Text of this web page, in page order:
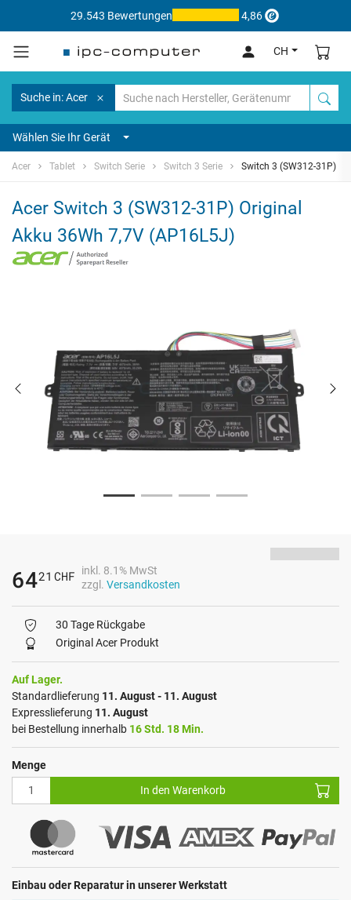
29.543 Bewertungen 4,86
CH
Suche in: Acer
Wählen Sie Ihr Gerät
Acer Tablet Switch Serie Switch 3 Serie Switch 3 (SW312-31P)
Acer Switch 3 (SW312-31P) Original
Akku 36Wh 7,7V (AP16L5J)
6421 CHF
inkl. 8.1% MwSt
zzgl. Versandkosten
30 Tage Rückgabe
Original Acer Produkt
Auf Lager.
Standardlieferung 11. August - 11. August
Expresslieferung 11. August
bei Bestellung innerhalb 16 Std. 18 Min.
Menge
In den Warenkorb
Einbau oder Reparatur in unserer Werkstatt